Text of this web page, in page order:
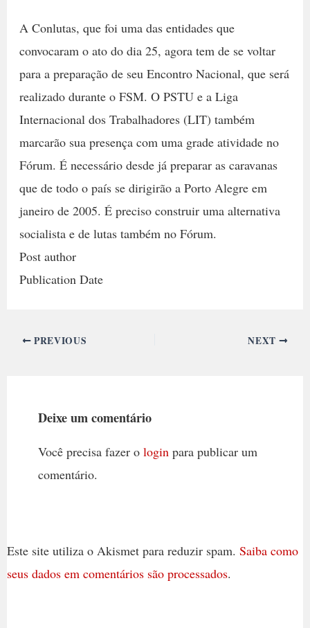
A Conlutas, que foi uma das entidades que
convocaram o ato do dia 25, agora tem de se voltar
para a preparação de seu Encontro Nacional, que será
realizado durante o FSM. O PSTU e a Liga
Internacional dos Trabalhadores (LIT) também
marcarão sua presença com uma grade atividade no
Fórum. É necessário desde já preparar as caravanas
que de todo o país se dirigirão a Porto Alegre em
janeiro de 2005. É preciso construir uma alternativa
socialista e de lutas também no Fórum.
Post author
Publication Date
PREVIOUS NEXT
Deixe um comentário
Você precisa fazer o loginpara publicar um
comentário.
Este site utiliza o Akismet para reduzir spam. Saiba como
seus dados em comentários são processados.